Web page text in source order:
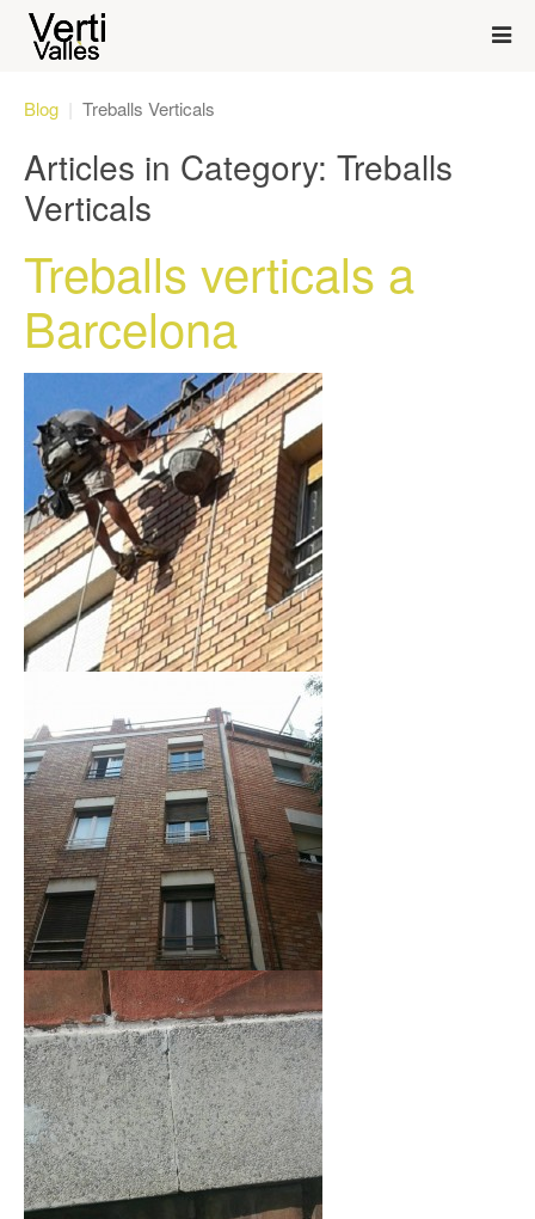
Blog Treballs Verticals
Articles in Category: Treballs
Verticals
Treballs verticals a
Barcelona